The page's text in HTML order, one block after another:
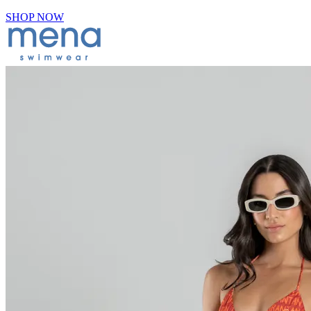
SHOP NOW